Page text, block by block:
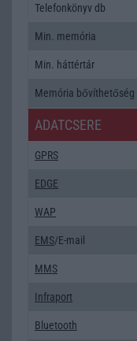
Telefonkönyv db
Min. memória
Min. háttértár
Memória bővíthetőség
ADATCSERE
GPRS
EDGE
WAP
EMS/E-mail
MMS
Infraport
Bluetooth